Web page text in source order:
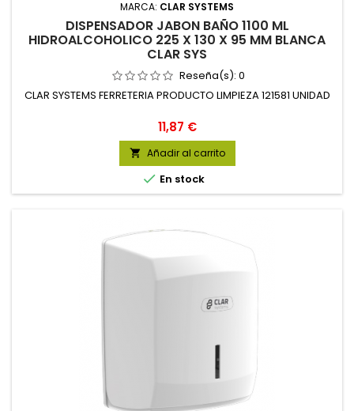
MARCA: CLAR SYSTEMS
DISPENSADOR JABON BAÑO 1100 ML
HIDROALCOHOLICO 225 X 130 X 95 MM BLANCA
CLAR SYS
Reseña(s): 0
CLAR SYSTEMS FERRETERIA PRODUCTO LIMPIEZA 121581 UNIDAD
Precio
11,87 €
 Añadir al carrito
 En stock